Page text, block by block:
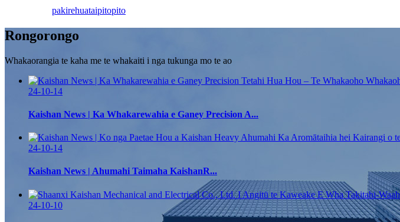
pakirehuataipitopito
Rongorongo
Whakaorangia te kaha me te whakaiti i nga tukunga mo te ao
24-10-14
Kaishan News | Ka Whakarewahia e Ganey Precision A...
24-10-14
Kaishan News | Ahumahi Taimaha KaishanR...
24-10-10